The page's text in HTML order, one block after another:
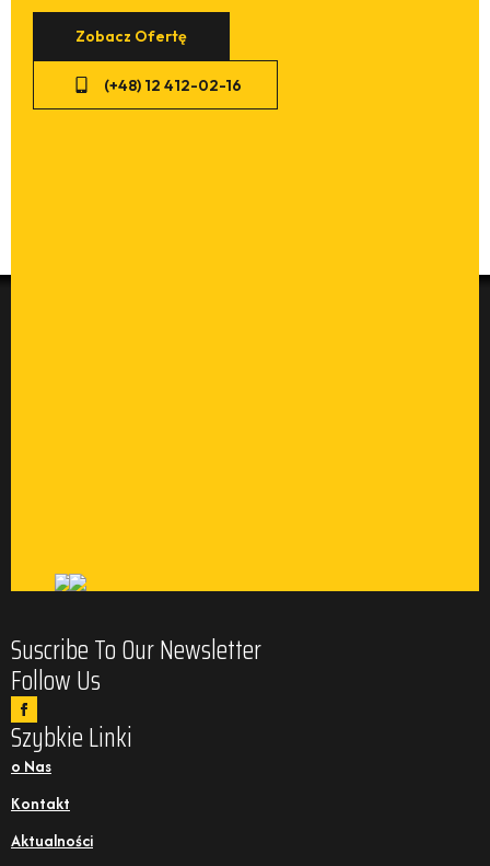
(+48) 12 412-02-16
Follow Us
Szybkie Linki
o Nas
Kontakt
Aktualności
Opinie o produkltach BHP